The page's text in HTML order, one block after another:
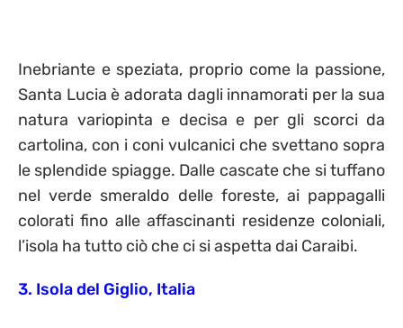
Inebriante e speziata, proprio come la passione,
Santa Lucia è adorata dagli innamorati per la sua
natura variopinta e decisa e per gli scorci da
cartolina, con i coni vulcanici che svettano sopra
le splendide spiagge. Dalle cascate che si tuffano
nel verde smeraldo delle foreste, ai pappagalli
colorati fino alle affascinanti residenze coloniali,
l’isola ha tutto ciò che ci si aspetta dai Caraibi.
3. Isola del Giglio, Italia